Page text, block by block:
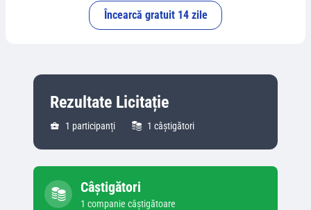
Încearcă gratuit 14 zile
Rezultate Licitație
1 participanți 1 câștigători
Câștigători
1 companie câștigătoare